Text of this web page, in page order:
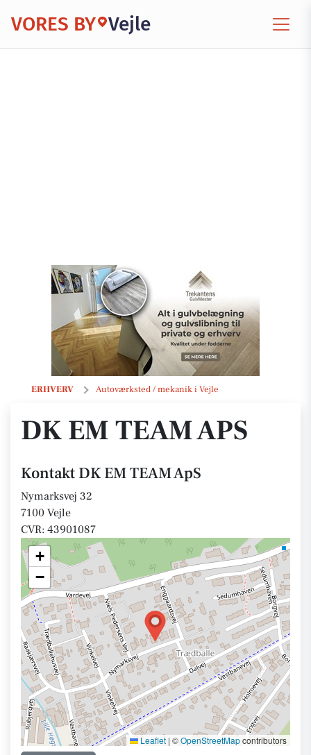
VORES BY Vejle
ERHVERV Autoværksted / mekanik i Vejle
DK EM TEAM ApS
DK EM TEAM APS
Kontakt DK EM TEAM ApS
Nymarksvej 32
7100 Vejle
CVR: 43901087
+
−
Leaflet | ©OpenStreetMapcontributors